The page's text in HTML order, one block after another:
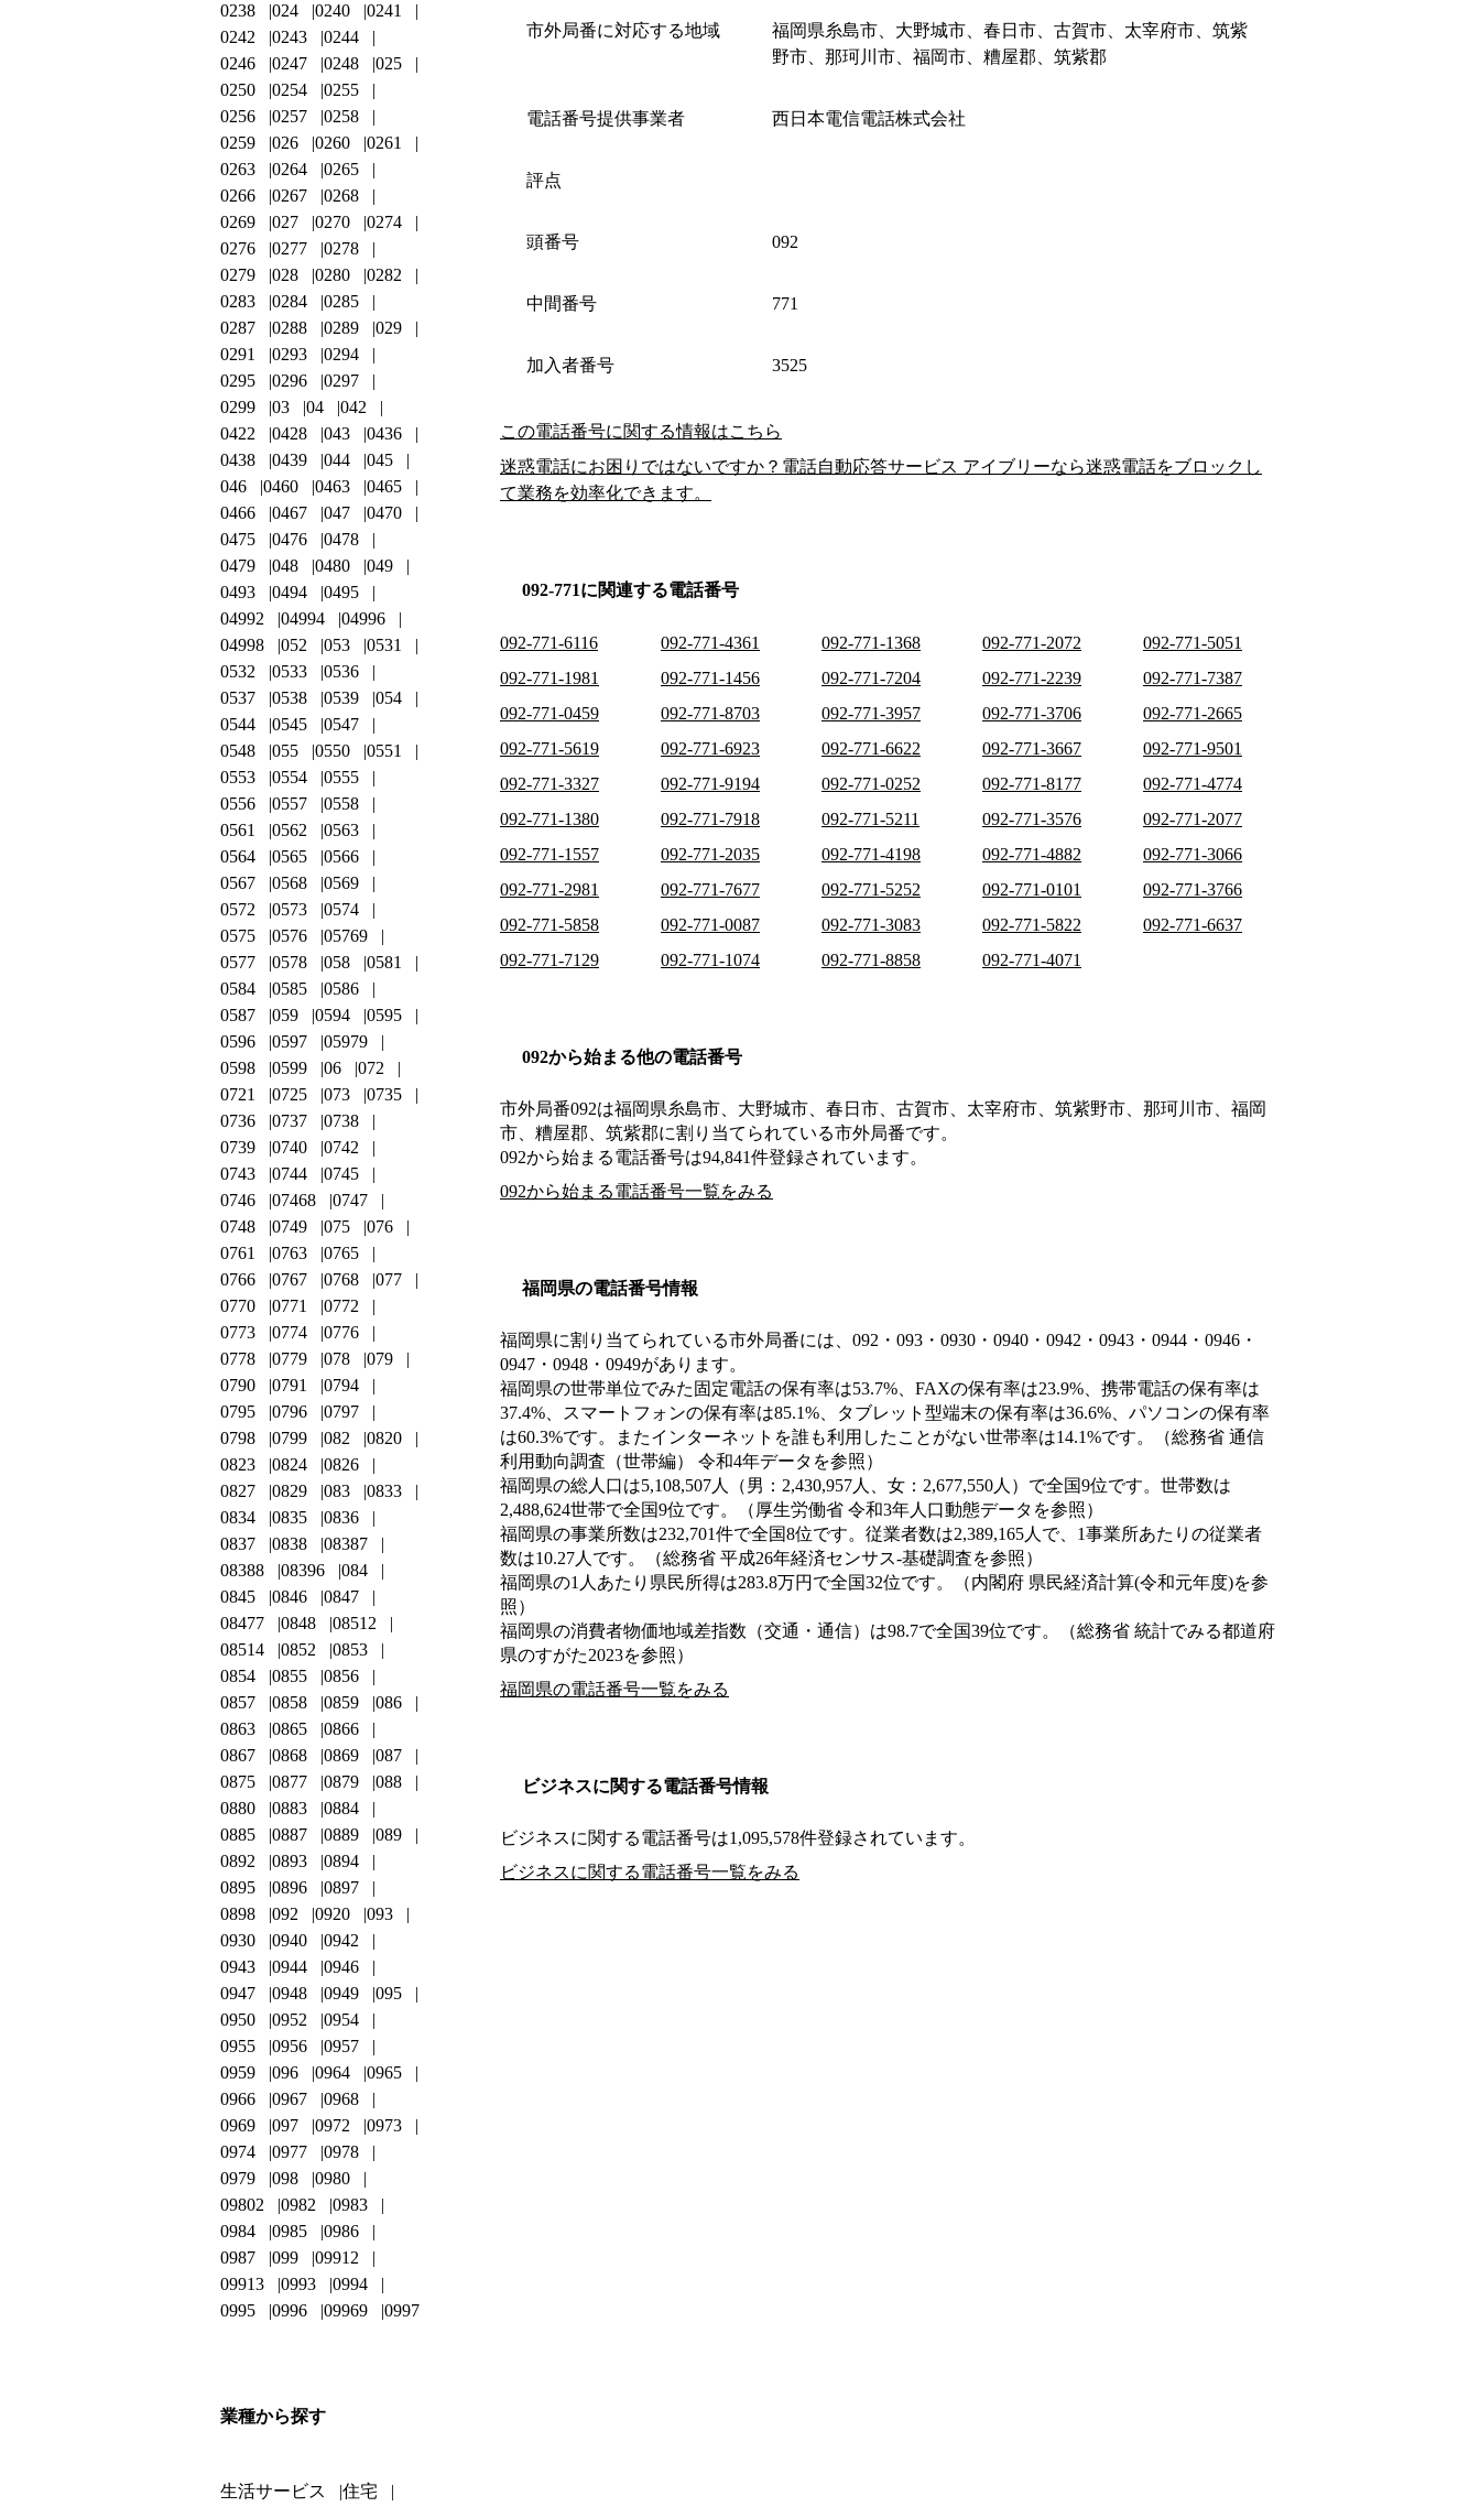
市外局番に対応する地域
福岡県糸島市、大野城市、春日市、古賀市、太宰府市、筑紫
野市、那珂川市、福岡市、糟屋郡、筑紫郡
電話番号提供事業者 西日本電信電話株式会社
評点
頭番号 092
中間番号 771
加入者番号 3525
この電話番号に関する情報はこちら
迷惑電話にお困りではないですか？電話自動応答サービス アイブリーなら迷惑電話をブロックし
て業務を効率化できます。
092-771に関連する電話番号
092-771-6116 092-771-4361 092-771-1368 092-771-2072
092-771-5051
092-771-1981
092-771-1456 092-771-7204 092-771-2239
092-771-7387
092-771-0459
092-771-8703 092-771-3957 092-771-3706
092-771-2665
092-771-5619
092-771-6923 092-771-6622 092-771-3667
092-771-9501
092-771-3327
092-771-9194 092-771-0252 092-771-8177
092-771-4774
092-771-1380
092-771-7918 092-771-5211 092-771-3576
092-771-2077
092-771-1557
092-771-2035 092-771-4198 092-771-4882
092-771-3066
092-771-2981
092-771-7677 092-771-5252 092-771-0101
092-771-3766
092-771-5858
092-771-0087 092-771-3083 092-771-5822
092-771-6637
092-771-7129
092-771-1074 092-771-8858 092-771-4071
092から始まる他の電話番号
市外局番092は福岡県糸島市、大野城市、春日市、古賀市、太宰府市、筑紫野市、那珂川市、福岡
市、糟屋郡、筑紫郡に割り当てられている市外局番です。
092から始まる電話番号は94,841件登録されています。
092から始まる電話番号一覧をみる
福岡県の電話番号情報
福岡県に割り当てられている市外局番には、092・093・0930・0940・0942・0943・0944・0946・
0947・0948・0949があります。
福岡県の世帯単位でみた固定電話の保有率は53.7%、FAXの保有率は23.9%、携帯電話の保有率は
37.4%、スマートフォンの保有率は85.1%、タブレット型端末の保有率は36.6%、パソコンの保有率
は60.3%です。またインターネットを誰も利用したことがない世帯率は14.1%です。（総務省 通信
利用動向調査（世帯編） 令和4年データを参照）
福岡県の総人口は5,108,507人（男：2,430,957人、女：2,677,550人）で全国9位です。世帯数は
2,488,624世帯で全国9位です。（厚生労働省 令和3年人口動態データを参照）
福岡県の事業所数は232,701件で全国8位です。従業者数は2,389,165人で、1事業所あたりの従業者
数は10.27人です。（総務省 平成26年経済センサス‐基礎調査を参照）
福岡県の1人あたり県民所得は283.8万円で全国32位です。（内閣府 県民経済計算(令和元年度)を参
照）
福岡県の消費者物価地域差指数（交通・通信）は98.7で全国39位です。（総務省 統計でみる都道府
県のすがた2023を参照）
福岡県の電話番号一覧をみる
ビジネスに関する電話番号情報
ビジネスに関する電話番号は1,095,578件登録されています。
ビジネスに関する電話番号一覧をみる
0238
024 0240
0241
0242
0243
0244
0246
0247 0248
025
0250
0254
0255
0256
0257
0258
0259
026 0260
0261
0263
0264
0265
0266
0267
0268
0269
027 0270
0274
0276
0277
0278
0279
028 0280
0282
0283
0284
0285
0287
0288 0289
029
0291
0293
0294
0295
0296
0297
0299
03 04
042
0422
0428 043
0436
0438
0439 044
045
046
0460 0463
0465
0466
0467 047
0470
0475
0476
0478
0479
048 0480
049
0493
0494
0495
04992
04994
04996
04998
052 053
0531
0532
0533
0536
0537
0538 0539
054
0544
0545
0547
0548
055 0550
0551
0553
0554
0555
0556
0557
0558
0561
0562
0563
0564
0565
0566
0567
0568
0569
0572
0573
0574
0575
0576
05769
0577
0578 058
0581
0584
0585
0586
0587
059 0594
0595
0596
0597
05979
0598
0599 06
072
0721
0725 073
0735
0736
0737
0738
0739
0740
0742
0743
0744
0745
0746
07468
0747
0748
0749 075
076
0761
0763
0765
0766
0767 0768
077
0770
0771
0772
0773
0774
0776
0778
0779 078
079
0790
0791
0794
0795
0796
0797
0798
0799 082
0820
0823
0824
0826
0827
0829 083
0833
0834
0835
0836
0837
0838
08387
08388
08396
084
0845
0846
0847
08477
0848
08512
08514
0852
0853
0854
0855
0856
0857
0858 0859
086
0863
0865
0866
0867
0868 0869
087
0875
0877 0879
088
0880
0883
0884
0885
0887 0889
089
0892
0893
0894
0895
0896
0897
0898
092 0920
093
0930
0940
0942
0943
0944
0946
0947
0948 0949
095
0950
0952
0954
0955
0956
0957
0959
096 0964
0965
0966
0967
0968
0969
097 0972
0973
0974
0977
0978
0979
098
0980
09802
0982
0983
0984
0985
0986
0987
099
09912
09913
0993
0994
0995
0996 09969 0997
業種から探す
生活サービス 住宅